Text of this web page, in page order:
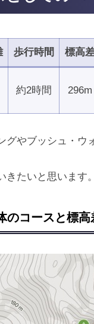
歩行時間 標高
約2時間 296m
グやブッシュ・ウ
たいと思います。
のコースと標高